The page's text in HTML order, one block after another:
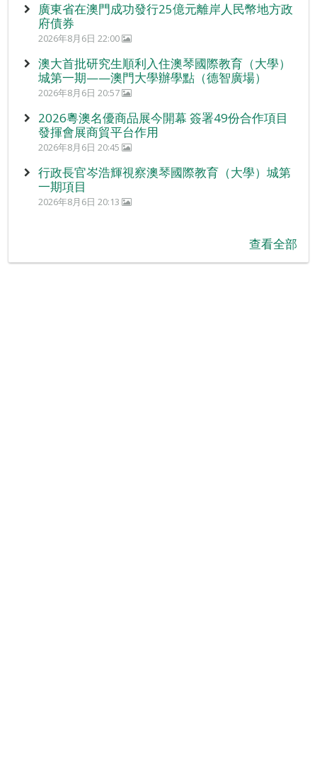
廣東省在澳門成功發行25億元離岸人民幣地方政
府債券
2026年8月6日 22:00
澳大首批研究生順利入住澳琴國際教育（大學）
城第一期——澳門大學辦學點（德智廣場）
2026年8月6日 20:57
2026粵澳名優商品展今開幕 簽署49份合作項目
發揮會展商貿平台作用
2026年8月6日 20:45
行政長官岑浩輝視察澳琴國際教育（大學）城第
一期項目
2026年8月6日 20:13
查看全部